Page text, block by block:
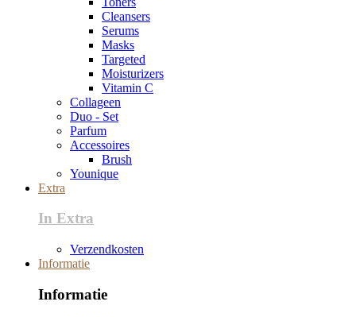
Cleansers
Serums
Masks
Targeted
Moisturizers
Vitamin C
Collageen
Duo - Set
Parfum
Accessoires
Brush
Younique
Extra
In Extra
Verzendkosten
Informatie
Informatie